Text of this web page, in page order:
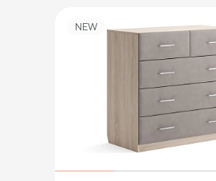
NEW